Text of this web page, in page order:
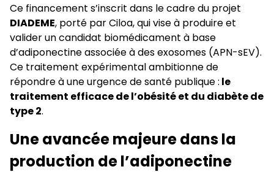
Ce financement s’inscrit dans le cadre du projet
DIADEME, porté par Ciloa, qui vise à produire et
valider un candidat biomédicament à base
d’adiponectine associée à des exosomes (APN-sEV).
Ce traitement expérimental ambitionne de
répondre à une urgence de santé publique : le
traitement efficace de l’obésité et du diabète de
type 2.
Une avancée majeure dans la
production de l’adiponectine